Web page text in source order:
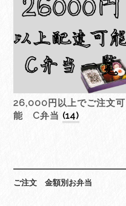
26,000円以上でご注文可
能 C弁当(14)
ご注文 金額別お弁当